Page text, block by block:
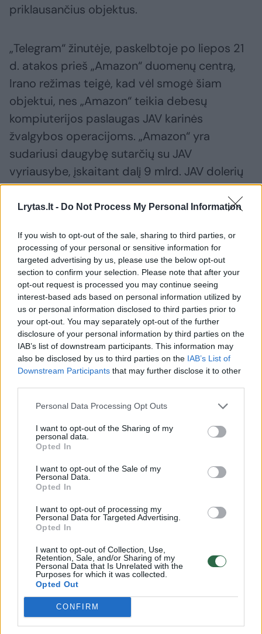
Lrytas.lt - Do Not Process My Personal Information
If you wish to opt-out of the sale, sharing to third parties, or
processing of your personal or sensitive information for
targeted advertising by us, please use the below opt-out
section to confirm your selection. Please note that after your
opt-out request is processed you may continue seeing
interest-based ads based on personal information utilized by
us or personal information disclosed to third parties prior to
your opt-out. You may separately opt-out of the further
disclosure of your personal information by third parties on the
IAB’s list of downstream participants. This information may
also be disclosed by us to third parties on the IAB’s List of
Downstream Participants that may further disclose it to other
Personal Data Processing Opt Outs
I want to opt-out of the Sharing of my
personal data.
Opted In
I want to opt-out of the Sale of my
Personal Data.
Opted In
I want to opt-out of processing my
Personal Data for Targeted Advertising.
Opted In
I want to opt-out of Collection, Use,
Retention, Sale, and/or Sharing of my
Personal Data that Is Unrelated with the
Purposes for which it was collected.
Opted Out
CONFIRM
priklausančius objektus.
„Telegram“ žinutėje, paskelbtoje po liepos 21
d. atakos prieš „Amazon“ duomenų centrą,
Irano režimas teigė, kad vėl smogė šiam
objektui, nes „Amazon“ teikia debesų
kompiuterijos paslaugas JAV karinės
žvalgybos operacijoms. „Amazon“ yra
sudariusi daugybę sutarčių su JAV
vyriausybe, įskaitant dalį 9 mlrd. JAV dolerių
vertės projekto „Joint Warfighting Cloud
Capability“. Šiame projekte taip pat
Šio regiono duomenų centrai svarbūs ne tik
JAV kariuomenei ir dirbtinio intelekto
pramonei, bet ir Persijos įlankos regionui,
kuris save laikė trečiuoju pasauliniu dirbtinio
intelekto centru, greta Jungtinių Valstijų ir
Kinijos. Saudo Arabija didelę dalį savo 1
trilijono JAV dolerių vertės valstybės turto
fondo skyrė dirbtiniam intelektui, o Jungtiniai
Arabų Emyratai (JAE) praėjusiais metais
administracija dėl „Stargate“ – 500 mlrd. JAV
dolerių vertės dirbtinio intelekto duomenų
centro – statybos. Tai – didžiausias tokio
pobūdžio projektas už JAV ribų. Šiame
projekte partneriais tapo „OpenAI“, „Oracle“,
„Nvidia“ ir „Cisco“.
Bendrai Bahreinas, Kuveitas, Omanas,
Kataras, Saudo Arabija ir Jungtiniai Arabų
Emyratai įsipareigojo investuoti daugiau nei
2 trilijonus JAV dolerių į su DI susijusius